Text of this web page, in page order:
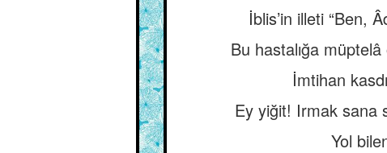
İblis’in illeti “Ben,
Bu hastalığa
İmtihan
Ey yiğit! Irmak sana
Yol